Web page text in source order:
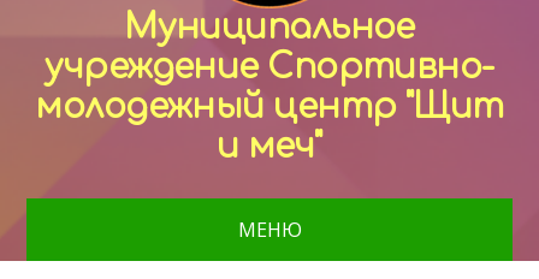
Муниципальное
учреждение Спортивно-
молодежный центр "Щит
и меч"
МЕНЮ